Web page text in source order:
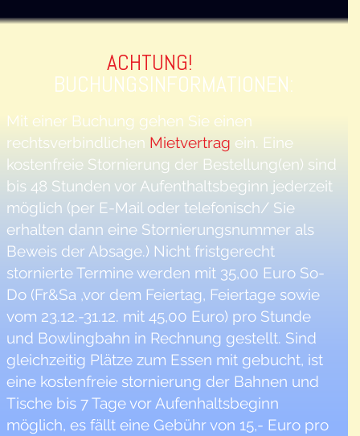
ACHTUNG!
BUCHUNGSINFORMATIONEN:
Mit einer Buchung gehen Sie einen
rechtsverbindlichen Mietvertrag ein. Eine
kostenfreie Stornierung der Bestellung(en) sind
bis 48 Stunden vor Aufenthaltsbeginn jederzeit
möglich (per E-Mail oder telefonisch/ Sie
erhalten dann eine Stornierungsnummer als
Beweis der Absage.) Nicht fristgerecht
stornierte Termine werden mit 35,00 Euro So-
Do (Fr&Sa ,vor dem Feiertag, Feiertage sowie
vom 23.12.-31.12. mit 45,00 Euro) pro Stunde
und Bowlingbahn in Rechnung gestellt. Sind
gleichzeitig Plätze zum Essen mit gebucht, ist
eine kostenfreie stornierung der Bahnen und
Tische bis 7 Tage vor Aufenhaltsbeginn
möglich, es fällt eine Gebühr von 15,- Euro pro